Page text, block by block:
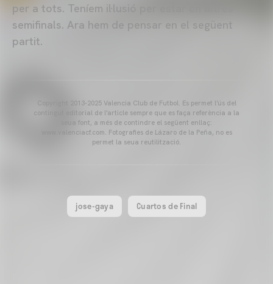
per a tots. Teníem il·lusió per estar en altres
semifinals. Ara hem de pensar en el següent
partit.
Copyright 2013-2025 Valencia Club de Futbol. Es permet l'ús del
contingut editorial de l'article sempre que es faça referència a la
seua font, a més de contindre el següent enllaç:
www.valenciacf.com. Fotografies de Lázaro de la Peña, no es
permet la seua reutilització.
jose-gaya Cuartos de Final